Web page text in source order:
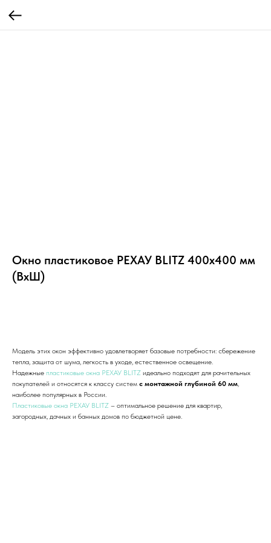
Окно пластиковое РЕХАУ BLITZ 400х400 мм
(ВхШ)
Модель этих окон эффективно удовлетворяет базовые потребности: сбережение
тепла, защита от шума, легкость в уходе, естественное освещение.
Надежные пластиковые окна РЕХАУ BLITZ идеально подходят для рачительных
покупателей и относятся к классу систем с монтажной глубиной 60 мм,
наиболее популярных в России.
Пластиковые окна РЕХАУ BLITZ – оптимальное решение для квартир,
загородных, дачных и банных домов по бюджетной цене.